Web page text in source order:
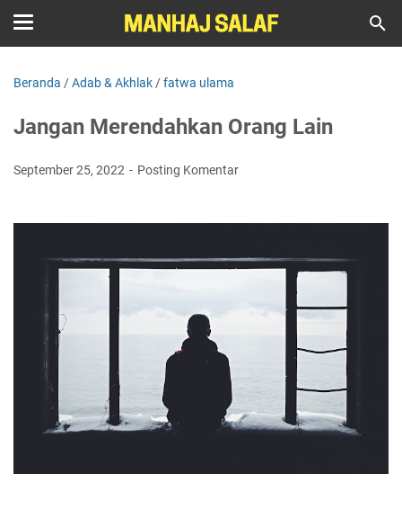
Beranda /Adab & Akhlak /fatwa ulama
Jangan Merendahkan Orang Lain
September 25, 2022 Posting Komentar